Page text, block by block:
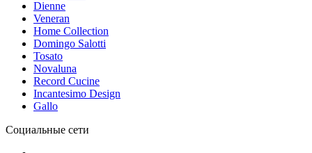
Dienne
Veneran
Home Collection
Domingo Salotti
Tosato
Novaluna
Record Cucine
Incantesimo Design
Gallo
Социальные сети